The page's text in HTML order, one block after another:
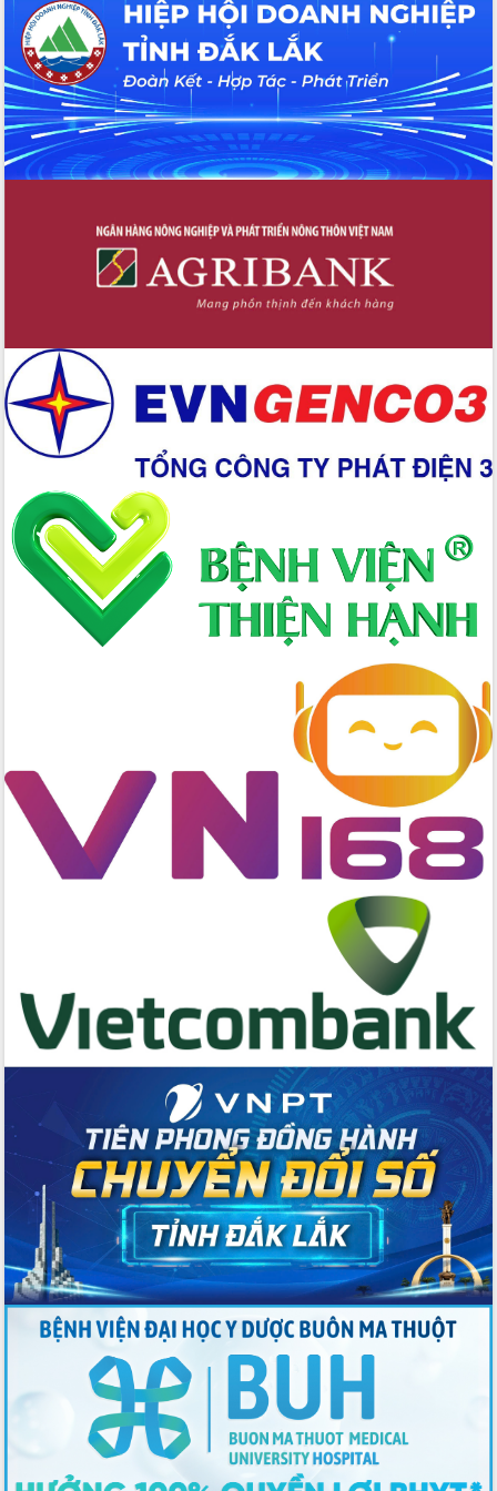
Hội thảo khoa học “Giải pháp thúc đẩy
phát triển nền kinh tế xanh tại tỉnh
Đắk Lắk”
Tăng cường giám sát, đôn đốc thực
hiện nhiệm vụ quản lý tài sản công
hàng tuần
Tháo gỡ những vướng mắc, đẩy mạnh
Đắk Lắk: Tôn vinh 46 giải pháp tại Hội
thi Sáng tạo Kỹ thuật 2024 - 2025
Đắk Lắk rà soát, điều chỉnh Đề án 190
Phó Chủ tịch UBND tỉnh Đắk Lắk
Trương Công Thái kiểm tra thực địa
Dự án cao tốc Khánh Hòa - Buôn Ma
Thuột
Định vị cà phê Việt Nam như một “di
sản sống” trong dòng chảy toàn cầu
Xây dựng nông thôn mới: Nâng cao đời
sống người dân từ những mô hình thiết
thực
Quyết liệt tháo gỡ vướng mắc, đẩy
nhanh tiến độ các dự án trọng điểm
trong Khu kinh tế Nam Phú Yên
Hòn Yến phát triển du lịch gắn với bảo
Phát động chiến dịch 30 ngày đêm
giải phóng mặt bằng Tuyến đường bộ
ven biển
Đắk Lắk nỗ lực thúc đẩy tăng trưởng
kinh tế từ 10% trở lên trong Quý
Thứ trưởng Bộ Y tế làm việc với tỉnh
Đắk Lắk về phát triển nhân lực y tế
cho trạm y tế cấp xã
Du lịch Đắk Lắk nâng tầm trải nghiệm
du khách thông qua Hệ thống cơ sở dữ
liệu và Bản đồ số
Tập huấn ứng dụng trí tuệ nhân tạo (AI)
trong thương mại điện tử năm 2026
Đoàn đại biểu Quốc hội tỉnh Đắk Lắk
trao đổi thông tin trước Kỳ họp thứ
nhất, Quốc hội khóa XVI
Quyết liệt cải cách hành chính, khơi
thông nguồn lực phát triển
Nâng cao hiệu lực, hiệu quả HĐND
tỉnh thông qua hiện đại hóa hành chính
Xã Ea Phê gắn cải cách hành chính với
chuyển đổi số
Phó Chủ tịch Thường trực UBND tỉnh
Hồ Thị Nguyên Thảo làm việc tại Trung